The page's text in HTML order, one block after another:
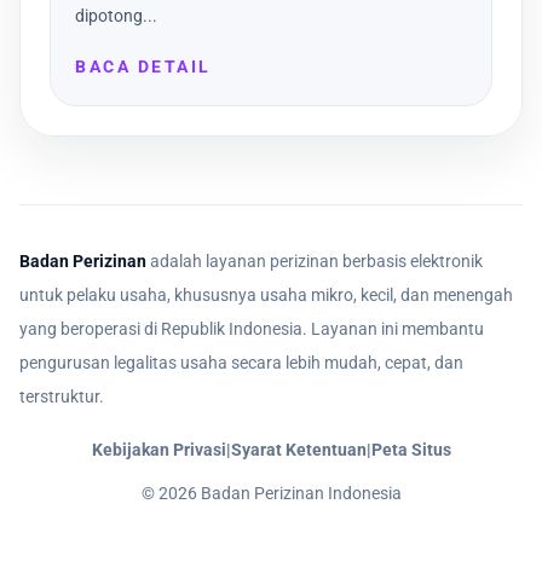
dipotong...
BACA DETAIL
Badan Perizinanadalah layanan perizinan berbasis elektronik
untuk pelaku usaha, khususnya usaha mikro, kecil, dan menengah
yang beroperasi di Republik Indonesia. Layanan ini membantu
pengurusan legalitas usaha secara lebih mudah, cepat, dan
terstruktur.
Kebijakan Privasi|Syarat Ketentuan|Peta Situs
©2026Badan Perizinan Indonesia